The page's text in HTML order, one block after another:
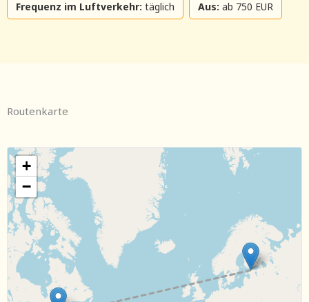
Frequenz im Luftverkehr: täglich Aus: ab 750 EUR
Routenkarte
+
−